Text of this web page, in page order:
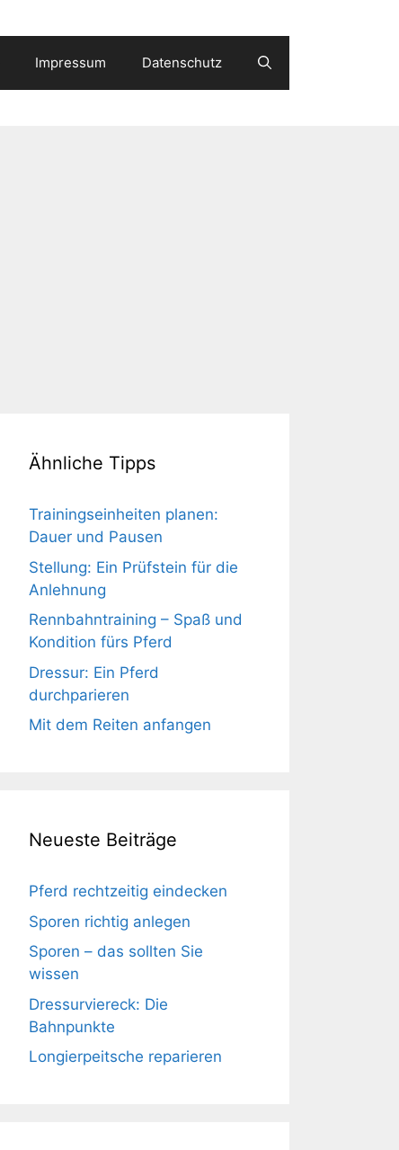
Impressum Datenschutz
Ähnliche Tipps
Trainingseinheiten planen:
Dauer und Pausen
Stellung: Ein Prüfstein für die
Anlehnung
Rennbahntraining – Spaß und
Kondition fürs Pferd
Dressur: Ein Pferd
durchparieren
Mit dem Reiten anfangen
Neueste Beiträge
Pferd rechtzeitig eindecken
Sporen richtig anlegen
Sporen – das sollten Sie
wissen
Dressurviereck: Die
Bahnpunkte
Longierpeitsche reparieren